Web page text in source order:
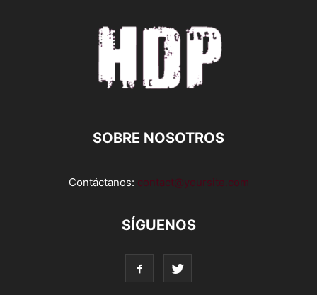
SOBRE NOSOTROS
Contáctanos: contact@yoursite.com
SÍGUENOS